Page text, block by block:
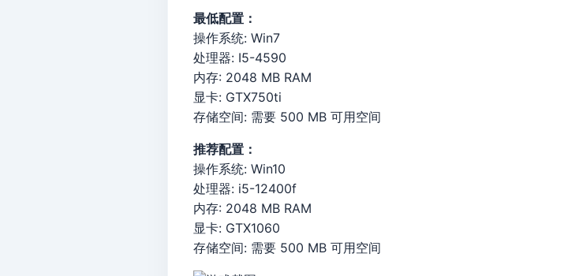
最低配置：
操作系统: Win7
处理器: I5-4590
内存: 2048 MB RAM
显卡: GTX750ti
存储空间: 需要 500 MB 可用空间
推荐配置：
操作系统: Win10
处理器: i5-12400f
内存: 2048 MB RAM
显卡: GTX1060
存储空间: 需要 500 MB 可用空间